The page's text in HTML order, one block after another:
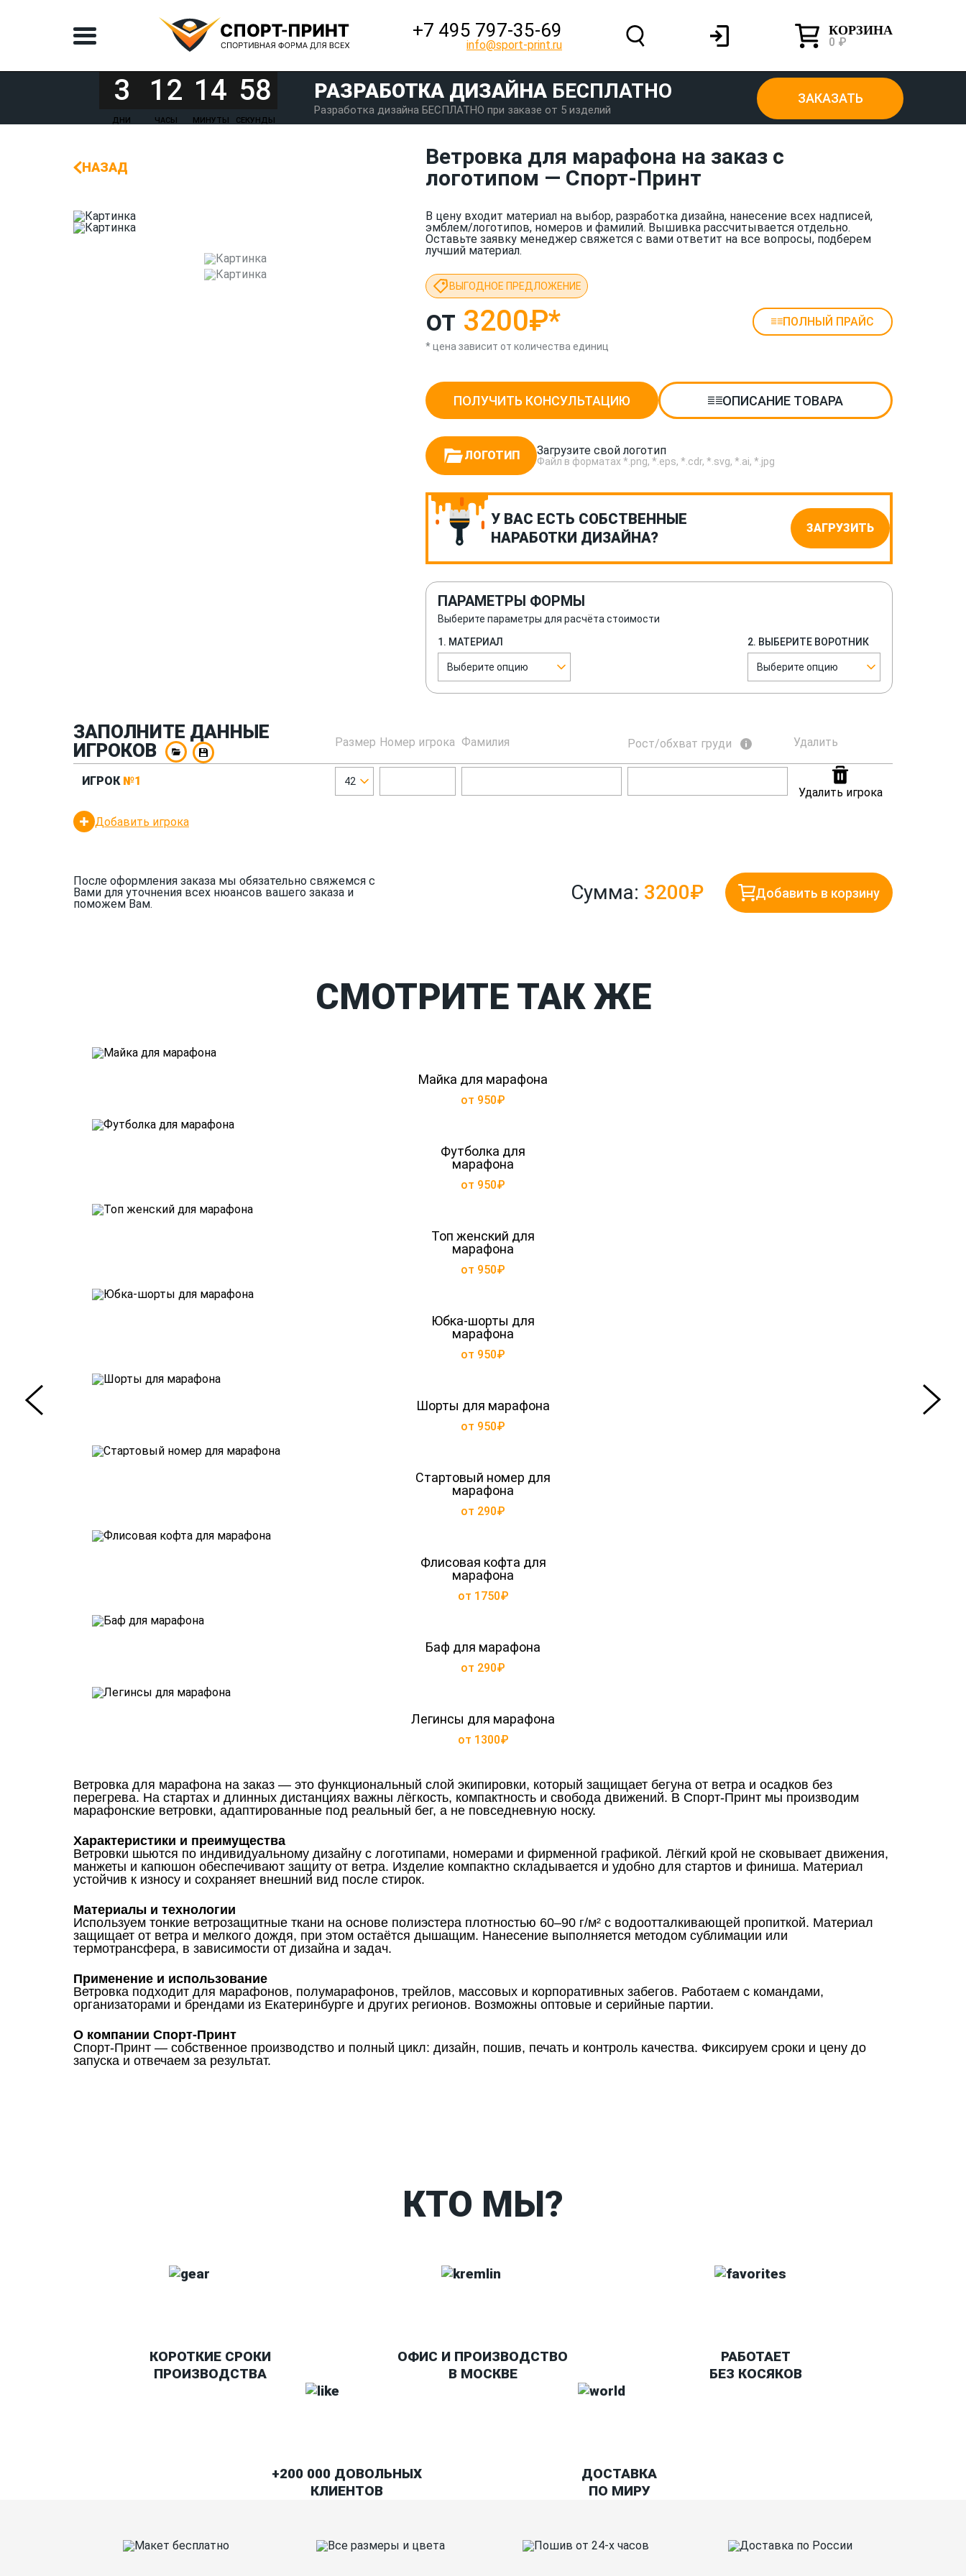
+7 495 797‑35-69
info@sport-print.ru
КОРЗИНА
0 ₽
3
ДНИ
12
ЧАСЫ
14
МИНУТЫ
58
СЕКУНДЫ
РАЗРАБОТКА ДИЗАЙНА БЕСПЛАТНО
Разработка дизайна БЕСПЛАТНО при заказе от 5 изделий
ЗАКАЗАТЬ
НАЗАД
Ветровка для марафона на заказ с
логотипом — Спорт-Принт
В цену входит материал на выбор, разработка дизайна, нанесение всех надписей,
эмблем/логотипов, номеров и фамилий. Вышивка рассчитывается отдельно.
Оставьте заявку менеджер свяжется с вами ответит на все вопросы, подберем
лучший материал.
ВЫГОДНОЕ ПРЕДЛОЖЕНИЕ
от 3200₽* ПОЛНЫЙ ПРАЙС
* цена зависит от количества единиц
ПОЛУЧИТЬ КОНСУЛЬТАЦИЮ ОПИСАНИЕ ТОВАРА
ЛОГОТИП Загрузите свой логотип
Файл в форматах *.png, *.eps, *.cdr, *.svg, *.ai, *.jpg
У ВАС ЕСТЬ СОБСТВЕННЫЕ
НАРАБОТКИ ДИЗАЙНА?
ЗАГРУЗИТЬ
ПАРАМЕТРЫ ФОРМЫ
Выберите параметры для расчёта стоимости
1. МАТЕРИАЛ
Выберите опцию
2. ВЫБЕРИТЕ ВОРОТНИК
Выберите опцию
ЗАПОЛНИТЕ ДАННЫЕ
ИГРОКОВ
Размер Номер игрока Фамилия Рост/обхват груди Удалить
ИГРОК №1 42
Удалить игрока
Добавить игрока
После оформления заказа мы обязательно свяжемся с
Вами для уточнения всех нюансов вашего заказа и
поможем Вам.
Сумма: 3200₽ Добавить в корзину
СМОТРИТЕ ТАК ЖЕ
Майка для марафона
от 950₽
Футболка для
марафона
от 950₽
Топ женский для
марафона
от 950₽
Юбка-шорты для
марафона
от 950₽
Шорты для марафона
от 950₽
Стартовый номер для
марафона
от 290₽
Флисовая кофта для
марафона
от 1750₽
Баф для марафона
от 290₽
Легинсы для марафона
от 1300₽
Ветровка для марафона на заказ — это функциональный слой экипировки, который защищает бегуна от ветра и осадков без
перегрева. На стартах и длинных дистанциях важны лёгкость, компактность и свобода движений. В Спорт-Принт мы производим
марафонские ветровки, адаптированные под реальный бег, а не повседневную носку.
Характеристики и преимущества
Ветровки шьются по индивидуальному дизайну с логотипами, номерами и фирменной графикой. Лёгкий крой не сковывает движения,
манжеты и капюшон обеспечивают защиту от ветра. Изделие компактно складывается и удобно для стартов и финиша. Материал
устойчив к износу и сохраняет внешний вид после стирок.
Материалы и технологии
Используем тонкие ветрозащитные ткани на основе полиэстера плотностью 60–90 г/м² с водоотталкивающей пропиткой. Материал
защищает от ветра и мелкого дождя, при этом остаётся дышащим. Нанесение выполняется методом сублимации или
термотрансфера, в зависимости от дизайна и задач.
Применение и использование
Ветровка подходит для марафонов, полумарафонов, трейлов, массовых и корпоративных забегов. Работаем с командами,
организаторами и брендами из Екатеринбурге и других регионов. Возможны оптовые и серийные партии.
О компании Спорт-Принт
Спорт-Принт — собственное производство и полный цикл: дизайн, пошив, печать и контроль качества. Фиксируем сроки и цену до
запуска и отвечаем за результат.
КТО МЫ?
КОРОТКИЕ СРОКИ
ПРОИЗВОДСТВА
ОФИС И ПРОИЗВОДСТВО
В МОСКВЕ
РАБОТАЕТ
БЕЗ КОСЯКОВ
+200 000 ДОВОЛЬНЫХ
КЛИЕНТОВ
ДОСТАВКА
ПО МИРУ